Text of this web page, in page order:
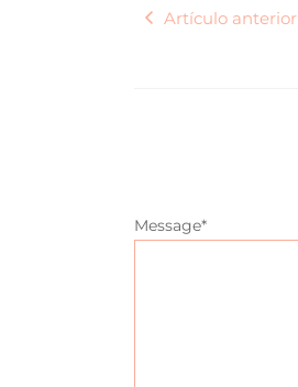
Artículo anterior
Message*